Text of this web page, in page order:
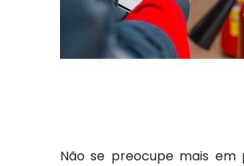
Não se preocupe mais em